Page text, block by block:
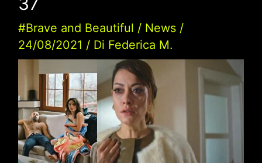
#Brave and Beautiful / News/
24/08/2021 / Di Federica M.